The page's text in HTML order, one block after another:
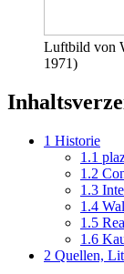
Luftbild von
1971)
1 Historie
1.1
1.2
1.3
1.4
1.5
1.6
2 Quellen,